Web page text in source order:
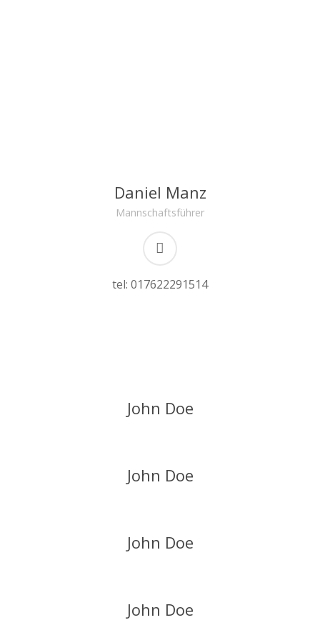
Daniel Manz
Mannschaftsführer
tel: 017622291514
John Doe
John Doe
John Doe
John Doe